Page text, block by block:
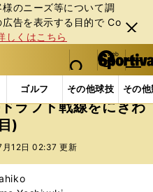
のニーズ等について調
告を表⽰する⽬的で Co
しくはこちら
閉じ
る
web Sportiva (webスポルティーバ)
検索
マイペ
ー
ジ
メニュ
ゴルフ その他球技 その
球 早くも注目。2016年のド
ラフト戦線をにぎわ
)
月12日 02:37 更新